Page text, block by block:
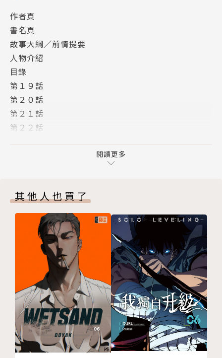
作者頁
書名頁
故事大綱／前情提要
人物介紹
目錄
第１９話
第２０話
第２１話
第２２話
第２７話
關於忍者的暗號
閱讀更多
其他人也買了